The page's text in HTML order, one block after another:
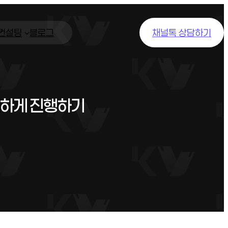
설팅 블로그 채널톡 상담하기
게 진행하기